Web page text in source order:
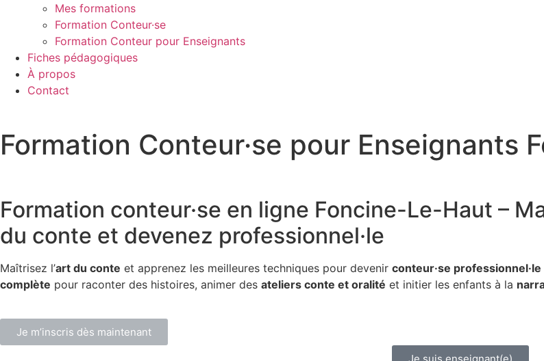
Mes formations
Formation Conteur·se
Formation Conteur pour Enseignants
Fiches pédagogiques
À propos
Contact
Formation Conteur·se pour Enseignants
Formation conteur·se en ligne Foncine-Le-Haut –
du conte et devenez professionnel·le
Maîtrisez l’art du conte et apprenez les meilleures techniques pour devenir conteur·se professionnel·le
complète pour raconter des histoires, animer des ateliers conte et oralité et initier les enfants à la
Je m’inscris dès maintenant